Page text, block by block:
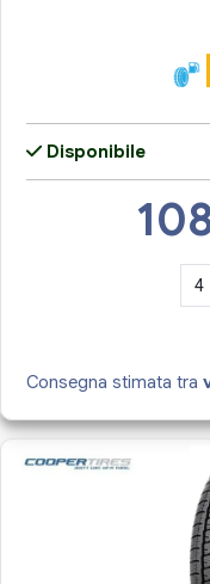
Disponibile
Consegna stimata tra